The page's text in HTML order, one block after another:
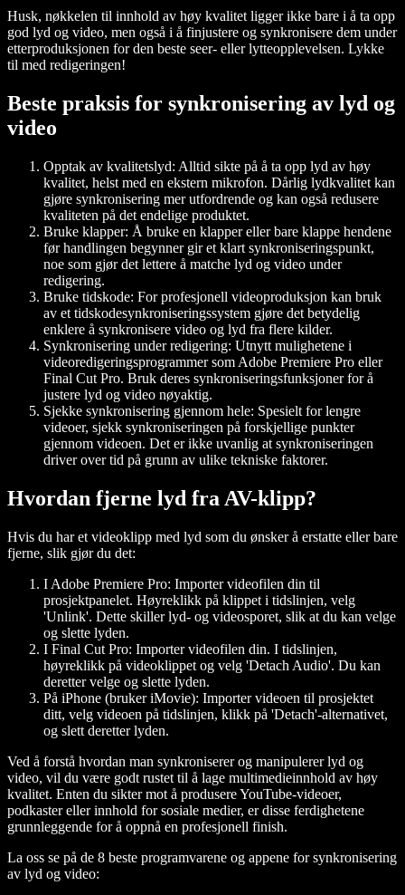
Husk, nøkkelen til innhold av høy kvalitet ligger ikke bare i å ta opp
god lyd og video, men også i å finjustere og synkronisere dem under
etterproduksjonen for den beste seer- eller lytteopplevelsen. Lykke
til med redigeringen!
Beste praksis for synkronisering av lyd og
video
Opptak av kvalitetslyd: Alltid sikte på å ta opp lyd av høy
kvalitet, helst med en ekstern mikrofon. Dårlig lydkvalitet kan
gjøre synkronisering mer utfordrende og kan også redusere
kvaliteten på det endelige produktet.
Bruke klapper: Å bruke en klapper eller bare klappe hendene
før handlingen begynner gir et klart synkroniseringspunkt,
noe som gjør det lettere å matche lyd og video under
redigering.
Bruke tidskode: For profesjonell videoproduksjon kan bruk
av et tidskodesynkroniseringssystem gjøre det betydelig
enklere å synkronisere video og lyd fra flere kilder.
Synkronisering under redigering: Utnytt mulighetene i
videoredigeringsprogrammer som Adobe Premiere Pro eller
Final Cut Pro. Bruk deres synkroniseringsfunksjoner for å
justere lyd og video nøyaktig.
Sjekke synkronisering gjennom hele: Spesielt for lengre
videoer, sjekk synkroniseringen på forskjellige punkter
gjennom videoen. Det er ikke uvanlig at synkroniseringen
driver over tid på grunn av ulike tekniske faktorer.
Hvordan fjerne lyd fra AV-klipp?
Hvis du har et videoklipp med lyd som du ønsker å erstatte eller bare
fjerne, slik gjør du det:
I Adobe Premiere Pro: Importer videofilen din til
prosjektpanelet. Høyreklikk på klippet i tidslinjen, velg
'Unlink'. Dette skiller lyd- og videosporet, slik at du kan velge
og slette lyden.
I Final Cut Pro: Importer videofilen din. I tidslinjen,
høyreklikk på videoklippet og velg 'Detach Audio'. Du kan
deretter velge og slette lyden.
På iPhone (bruker iMovie): Importer videoen til prosjektet
ditt, velg videoen på tidslinjen, klikk på 'Detach'-alternativet,
og slett deretter lyden.
Ved å forstå hvordan man synkroniserer og manipulerer lyd og
video, vil du være godt rustet til å lage multimedieinnhold av høy
kvalitet. Enten du sikter mot å produsere YouTube-videoer,
podkaster eller innhold for sosiale medier, er disse ferdighetene
grunnleggende for å oppnå en profesjonell finish.
La oss se på de 8 beste programvarene og appene for synkronisering
av lyd og video: